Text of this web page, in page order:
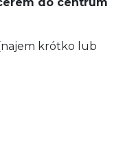
krótko lub